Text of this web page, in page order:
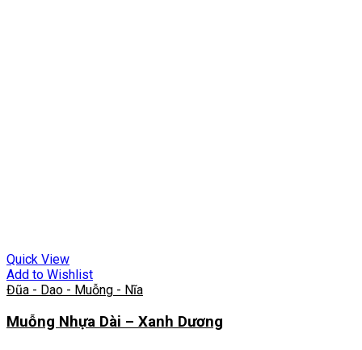
Quick View
Add to Wishlist
Đũa - Dao - Muỗng - Nĩa
Muỗng Nhựa Dài – Xanh Dương